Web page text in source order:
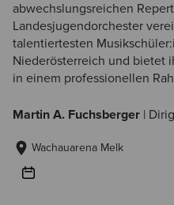
abwechslungsreichen
Landesjugendorchester
talentiertesten
Niederösterreich und bietet
in einem professionellen
Martin A. Fuchsberger |
Wachauarena Melk